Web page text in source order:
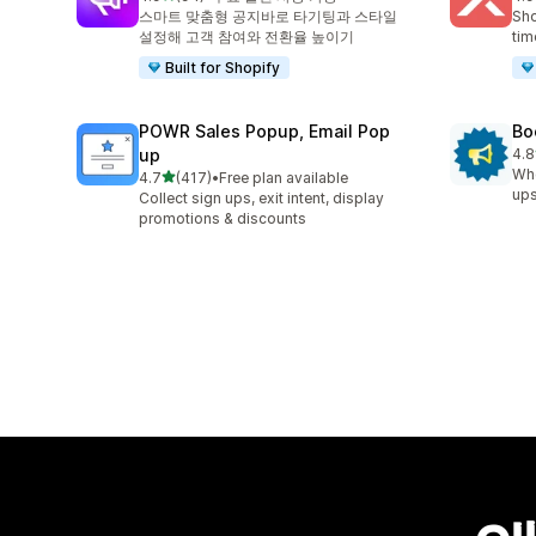
총 리뷰 94개
스마트 맞춤형 공지바로 타기팅과 스타일
설정해 고객 참여와 전환율 높이기
Built for Shopify
총
POWR Sales Popup, Email Pop
up
4.7별 5개 중
(417)
총 리뷰 417개
•Free plan available
Collect sign ups, exit intent, display
promotions & discounts
4.8
총